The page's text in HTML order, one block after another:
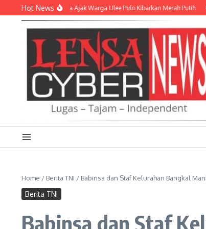
Lewati ke konten
Hot News
81 RI, Babinsa Ajak Warga Ulee Pulo Kibarkan Merah Putih
Home / Berita TNI / Babinsa dan Staf Kelurahan Bangkal
Berita TNI
Babinsa dan Staf